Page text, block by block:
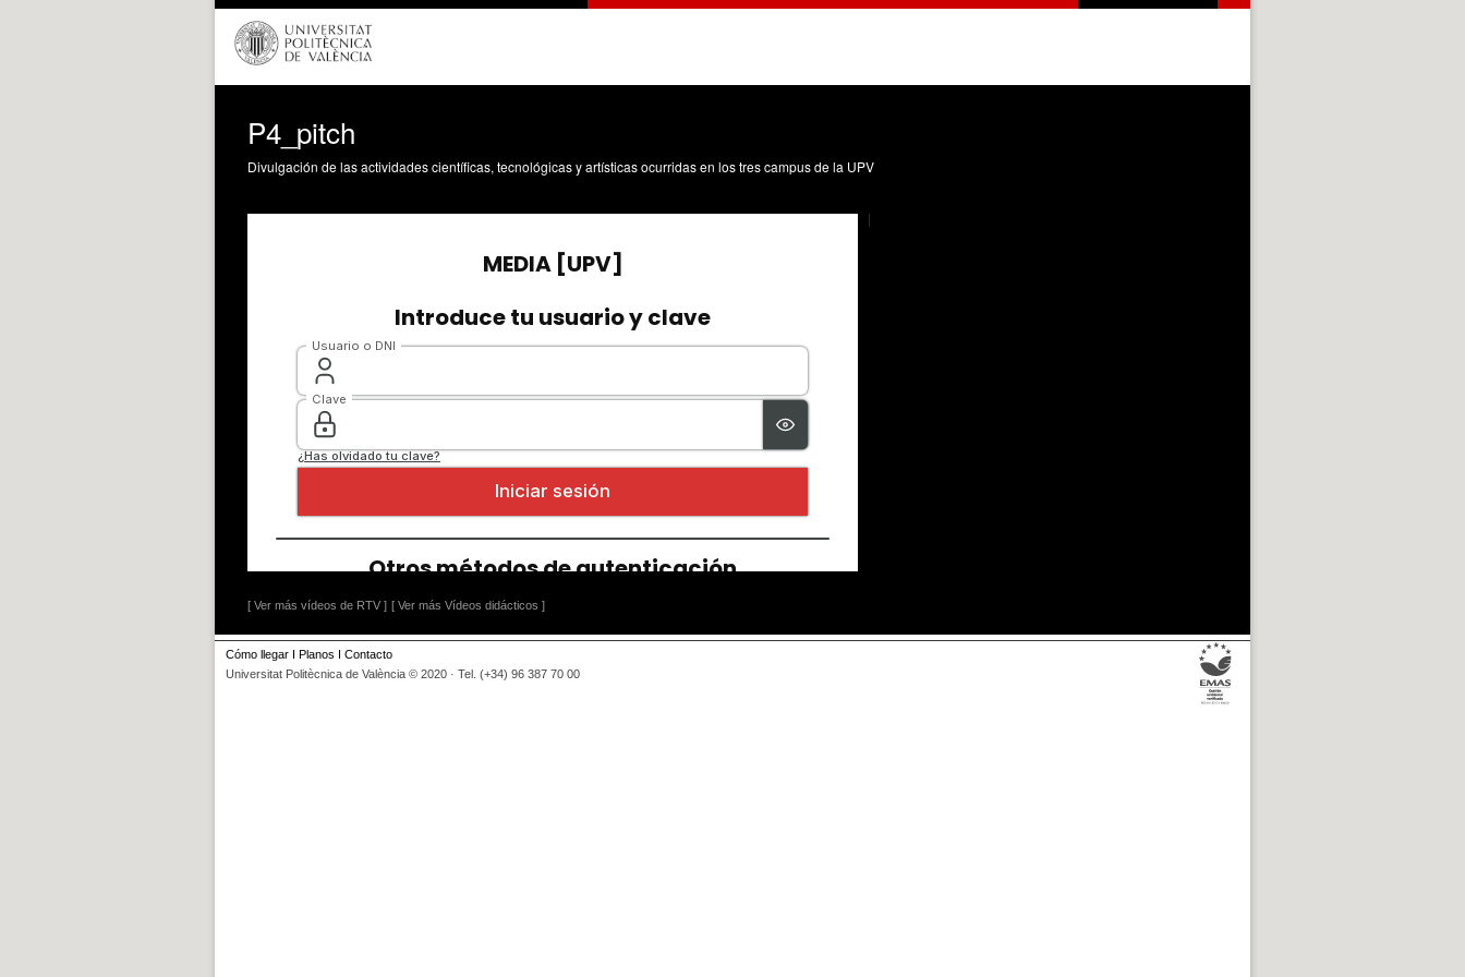
P4_pitch
Divulgación de las actividades científicas, tecnológicas y artísticas ocurridas en los tres campus de la UPV
[ Ver más vídeos de RTV ] [ Ver más Vídeos didácticos ]
Cómo llegar I Planos I Contacto
Universitat Politècnica de València © 2020 · Tel. (+34) 96 387 70 00